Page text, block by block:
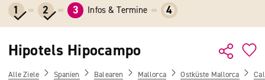
1 2 3 Infos & Termine 4
Hipotels Hipocampo
Alle Ziele Spanien Balearen Mallorca Ostküste Mallorca